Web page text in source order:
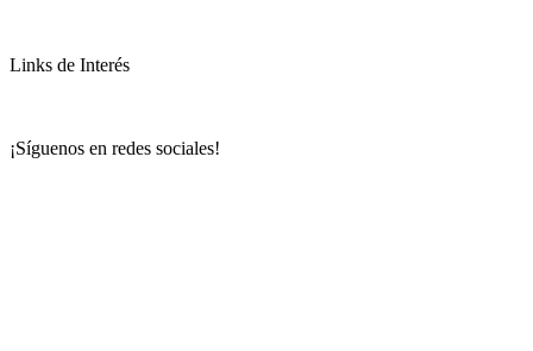
Links de Interés
¡Síguenos en redes sociales!